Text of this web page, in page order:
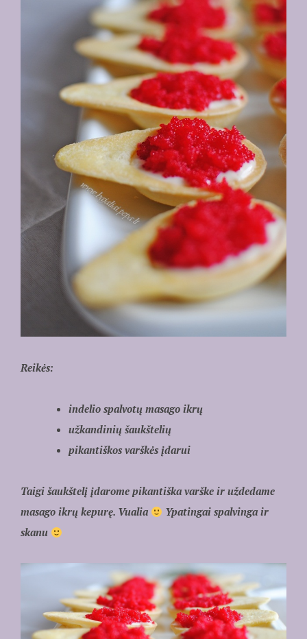
Reikės:
indelio spalvotų masago ikrų
užkandinių šaukštelių
pikantiškos varškės įdarui
Taigi šaukštelį įdarome pikantiška varške ir uždedame
masago ikrų kepurę. Vualia
Ypatingai spalvinga ir
skanu